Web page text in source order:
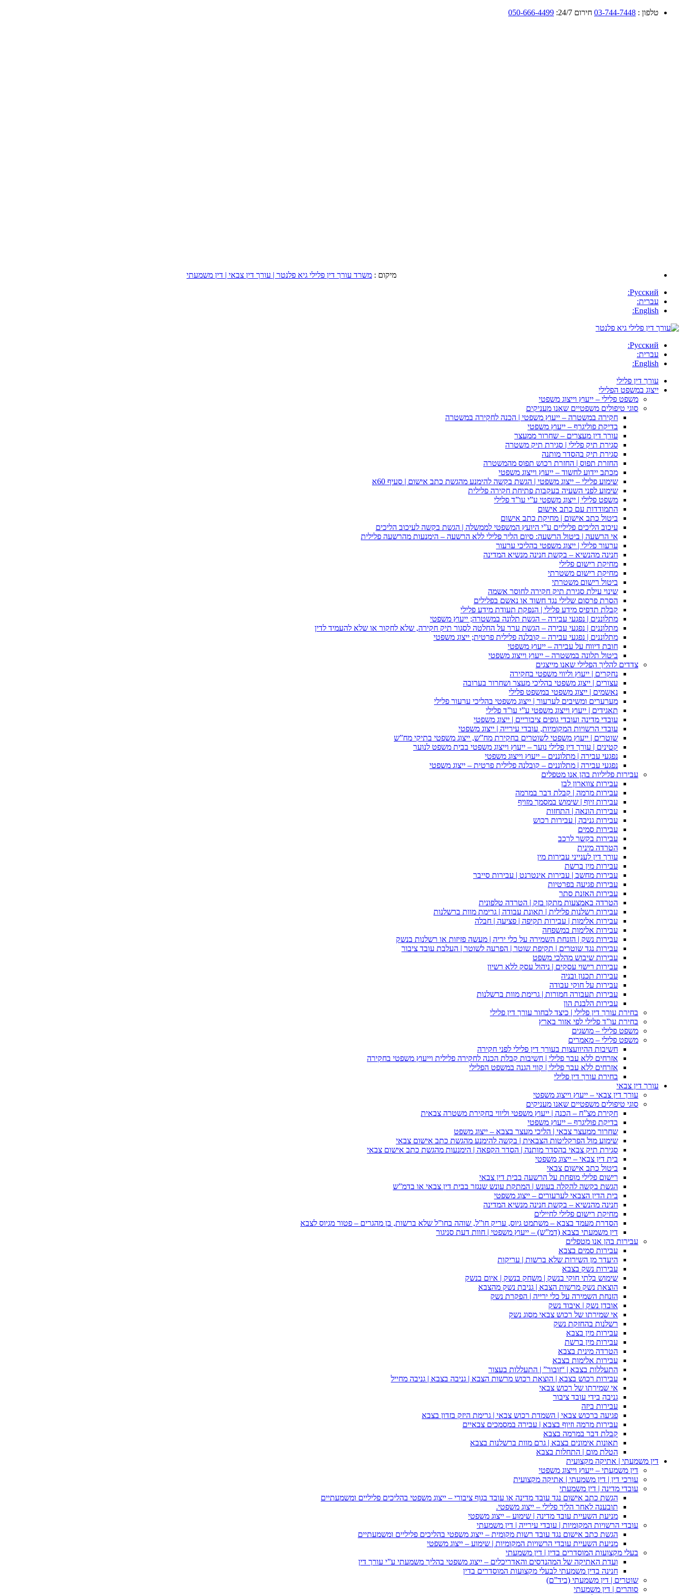
טלפון : 03-744-7448 חירום 24/7: 050-666-4499
מיקום : משרד עורך דין פלילי גיא פלנטר | עורך דין צבאי | דין משמעתי
Русский:
עברית:
English:
Русский:
עברית:
English:
עורך דין פלילי
ייצוג במשפט הפלילי
משפט פלילי – ייעוץ וייצוג משפטי
סוגי טיפולים משפטיים שאנו מעניקים
חקירה במשטרה – ייעוץ משפטי | הכנה לחקירה במשטרה
בדיקת פוליגרף – ייעוץ משפטי
עורך דין מעצרים – שחרור ממעצר
סגירת תיק פלילי | סגירת תיק משטרה
סגירת תיק בהסדר מותנה
החזרת תפוס | החזרת רכוש תפוס מהמשטרה
מכתב יידוע לחשוד – ייעוץ וייצוג משפטי
שימוע פלילי – ייצוג משפטי | הגשת בקשה להימנע מהגשת כתב אישום | סעיף 60א
שימוע לפני השעיה בעקבות פתיחת חקירה פלילית
משפט פלילי | ייצוג משפטי ע”י עו”ד פלילי
התמודדות עם כתב אישום
ביטול כתב אישום | מחיקת כתב אישום
עיכוב הליכים פליליים ע”י היועץ המשפטי לממשלה | הגשת בקשה לעיכוב הליכים
אי הרשעה | ביטול הרשעה: סיום הליך פלילי ללא הרשעה – הימנעות מהרשעה פלילית
ערעור פלילי | ייצוג משפטי בהליכי ערעור
חנינה מהנשיא – בקשת חנינה מנשיא המדינה
מחיקת רישום פלילי
מחיקת רישום משטרתי
ביטול רישום משטרתי
שינוי עילת סגירת תיק חקירה לחוסר אשמה
הסרת פרסום שלילי נגד חשוד או נאשם בפלילים
קבלת תדפיס מידע פלילי | הנפקת תעודת מידע פלילי
מתלוננים | נפגעי עבירה – הגשת תלונה במשטרה; ייעוץ משפטי
מתלוננים | נפגעי עבירה – הגשת ערר על החלטה לסגור תיק חקירה, שלא לחקור או שלא להעמיד לדין
מתלוננים | נפגעי עבירה – קובלנה פלילית פרטית; ייצוג משפטי
חובת דיווח על עבירה – ייעוץ משפטי
ביטול תלונה במשטרה – ייעוץ וייצוג משפטי
צדדים להליך הפלילי שאנו מייצגים
נחקרים | ייעוץ וליווי משפטי בחקירה
עצורים | ייצוג משפטי בהליכי מעצר ושחרור בערובה
נאשמים | ייצוג משפטי במשפט פלילי
מערערים ומשיבים לערעור | ייצוג משפטי בהליכי ערעור פלילי
תאגידים | ייעוץ וייצוג משפטי ע”י עו”ד פלילי
עובדי מדינה ועובדי גופים ציבוריים | ייצוג משפטי
עובדי הרשויות המקומיות, עובדי עירייה | ייצוג משפטי
שוטרים | ייעוץ משפטי לשוטרים בחקירת מח”ש, ייצוג משפטי בתיקי מח”ש
קטינים | עורך דין פלילי נוער – ייעוץ וייצוג משפטי בבית משפט לנוער
נפגעי עבירה | מתלוננים – ייעוץ וייצוג משפטי
נפגעי עבירה | מתלוננים – קובלנה פלילית פרטית – ייצוג משפטי
עבירות פליליות בהן אנו מטפלים
עבירות צווארון לבן
עבירות מרמה | קבלת דבר במרמה
עבירות זיוף | שימוש במסמך מזויף
עבירות הונאה | התחזות
עבירות גניבה | עבירות רכוש
עבירות סמים
עבירות בקשר לרכב
הטרדה מינית
עורך דין לענייני עבירות מין
עבירות מין ברשת
עבירות מחשב | עבירות אינטרנט | עבירות סייבר
עבירות פגיעה בפרטיות
עבירות האזנת סתר
הטרדה באמצעות מתקן בזק | הטרדה טלפונית
עבירות רשלנות פלילית | תאונת עבודה | גרימת מוות ברשלנות
עבירות אלימות | עבירות תקיפה | פציעה | חבלה
עבירות אלימות במשפחה
עבירות נשק | הזנחת השמירה על כלי יריה | מעשה פזיזות או רשלנות בנשק
עבירות נגד שוטרים | תקיפת שוטר | הפרעה לשוטר | העלבת עובד ציבור
עבירות שיבוש מהלכי משפט
עבירות רישוי עסקים | ניהול עסק ללא רשיון
עבירות תכנון ובניה
עבירות על חוקי עבודה
עבירות תעבורה חמורות | גרימת מוות ברשלנות
עבירות הלבנת הון
בחירת עורך דין פלילי | כיצד לבחור עורך דין פלילי
בחירת עו”ד פלילי לפי אזור בארץ
משפט פלילי – מושגים
משפט פלילי – מאמרים
חשיבות ההיוועצות בעורך דין פלילי לפני חקירה
אזרחים ללא עבר פלילי | חשיבות קבלת הכנה לחקירה פלילית וייעוץ משפטי בחקירה
אזרחים ללא עבר פלילי | קווי הגנה במשפט הפלילי
בחירת עורך דין פלילי
עורך דין צבאי
עורך דין צבאי – ייעוץ וייצוג משפטי
סוגי טיפולים משפטיים שאנו מעניקים
חקירת מצ”ח – הכנה | ייעוץ משפטי וליווי בחקירת משטרה צבאית
בדיקת פוליגרף – ייעוץ משפטי
שחרור ממעצר צבאי | הליכי מעצר בצבא – ייצוג משפט
שימוע מול הפרקליטות הצבאית | בקשה להימנע מהגשת כתב אישום צבאי
סגירת תיק צבאי בהסדר מותנה | הסדר הקפאה | הימנעות מהגשת כתב אישום צבאי
בית דין צבאי – ייצוג משפטי
ביטול כתב אישום צבאי
רישום פלילי מופחת על הרשעה בבית דין צבאי
הגשת בקשה להקלה בעונש | המתקת עונש שנגזר בבית דין צבאי או בדמ”ש
בית הדין הצבאי לערעורים – ייצוג משפטי
חנינה מהנשיא – בקשת חנינה מנשיא המדינה
מחיקת רישום פלילי לחיילים
הסדרת מעמד בצבא – משתמט גיוס, עריק חו”ל, שוהה בחו”ל שלא ברשות, בן מהגרים – פטור מגיוס לצבא
דין משמעתי בצבא (דמ”ש) – ייעוץ משפטי | חוות דעת סניגור
עבירות בהן אנו מטפלים
עבירות סמים בצבא
היעדר מן השירות שלא ברשות | עריקות
עבירות נשק בצבא
שימוש בלתי חוקי בנשק | משחק בנשק | איום בנשק
הוצאת נשק מרשות הצבא | גניבת נשק מהצבא
הזנחת השמירה על כלי ירייה | הפקרת נשק
אובדן נשק | איבוד נשק
אי שמירתו של רכוש צבאי מסוג נשק
רשלנות בהחזקת נשק
עבירות מין בצבא
עבירות מין ברשת
הטרדה מינית בצבא
עבירות אלימות בצבא
התעללות בצבא | “זובור” | התעללות בעצור
עבירות רכוש בצבא | הוצאת רכוש מרשות הצבא | גניבה בצבא | גניבה מחייל
אי שמירתו של רכוש צבאי
גניבה בידי עובד ציבור
עבירות ביזה
פגיעה ברכוש צבאי | השמדת רכוש צבאי | גרימת היזק בזדון בצבא
עבירות מרמה וזיוף בצבא | עבירה במסמכים צבאיים
קבלת דבר במרמה בצבא
תאונות אימונים בצבא | גרם מוות ברשלנות בצבא
הטלת מום | התחלות בצבא
דין משמעתי | אתיקה מקצועית
דין משמעתי – ייעוץ וייצוג משפטי
עורכי דין | דין משמעתי | אתיקה מקצועית
עובדי מדינה | דין משמעתי
הגשת כתב אישום נגד עובד מדינה או עובד בגוף ציבורי – ייצוג משפטי בהליכים פליליים ומשמעתיים
תובענה לאחר הליך פלילי – ייצוג משפטי.
מניעת השעיית עובד מדינה | שימוע – ייצוג משפטי
עובדי הרשויות המקומיות | עובדי עירייה | דין משמעתי
הגשת כתב אישום נגד עובד רשות מקומית – ייצוג משפטי בהליכים פליליים ומשמעתיים
מניעת השעיית עובדי הרשויות המקומיות | שימוע – ייצוג משפטי
בעלי מקצועות המוסדרים בדין | דין משמעתי
ועדת האתיקה של המהנדסים והאדריכלים – ייצוג משפטי בהליך משמעתי ע”י עורך דין
חנינה בדין משמעתי לבעלי מקצועות המוסדרים בדין
שוטרים | דין משמעתי (ביד”ם)
סוהרים | דין משמעתי